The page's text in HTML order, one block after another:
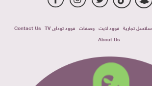
سلاسل تجارية فوود لايت وصفات فوود توداى TV
Contact Us
About Us